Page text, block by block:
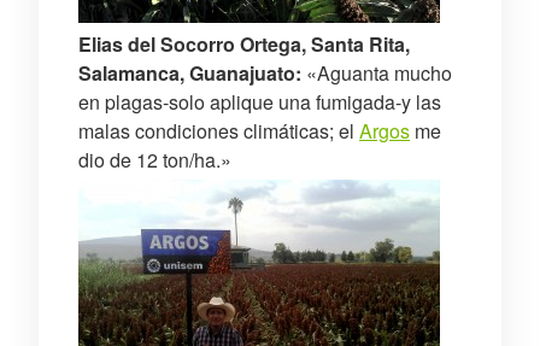
Elias del Socorro Ortega, Santa Rita,
Salamanca, Guanajuato: «Aguanta mucho
en plagas-solo aplique una fumigada-y las
malas condiciones climáticas; el Argos me
dio de 12 ton/ha.»